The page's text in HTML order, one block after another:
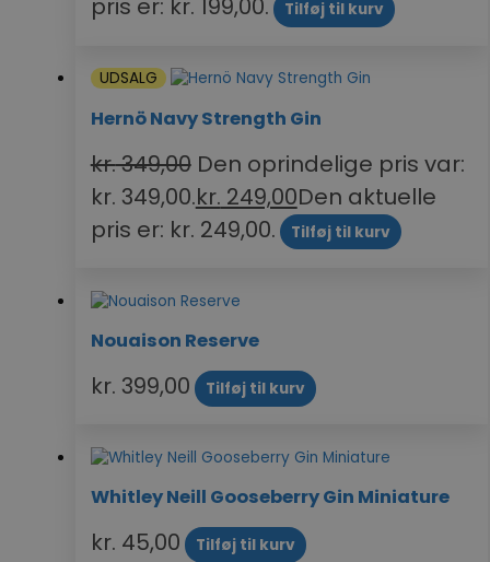
pris er: kr. 199,00.
Tilføj til kurv
UDSALG
Hernö Navy Strength Gin
kr.349,00 Den oprindelige pris var:
kr. 349,00.kr. 249,00Den aktuelle
pris er: kr. 249,00.
Tilføj til kurv
Nouaison Reserve
kr. 399,00 Tilføj til kurv
Whitley Neill Gooseberry Gin Miniature
kr. 45,00 Tilføj til kurv